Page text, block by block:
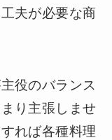
夫が必要な商
役のバランス
り主張しませ
れば各種料理